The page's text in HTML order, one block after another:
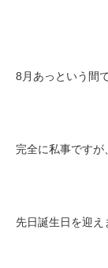
8月あっという間
完全に私事ですが、
先日誕生日を迎え